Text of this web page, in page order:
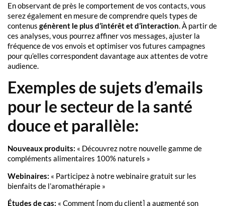
En observant de près le comportement de vos contacts, vous
serez également en mesure de comprendre quels types de
contenus génèrent le plus d’intérêt et d’interaction. À partir de
ces analyses, vous pourrez affiner vos messages, ajuster la
fréquence de vos envois et optimiser vos futures campagnes
pour qu’elles correspondent davantage aux attentes de votre
audience.
Exemples de sujets d’emails
pour le secteur de la santé
douce et parallèle:
Nouveaux produits: « Découvrez notre nouvelle gamme de
compléments alimentaires 100% naturels »
Webinaires: « Participez à notre webinaire gratuit sur les
bienfaits de l’aromathérapie »
Études de cas: « Comment [nom du client] a augmenté son